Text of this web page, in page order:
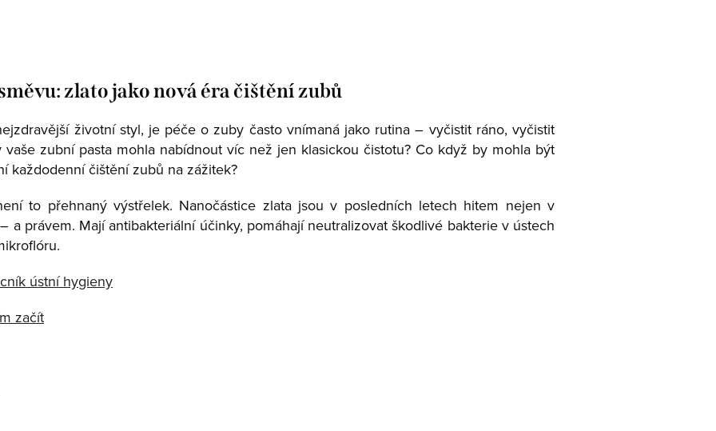
zlato jako nová éra čištění zubů
životní styl, je péče o zuby často vnímaná jako rutina – vyčistit ráno, vyčistit
zubní pasta mohla nabídnout víc než jen klasickou čistotu? Co když by mohla být
každodenní čištění zubů na zážitek?
to přehnaný výstřelek. Nanočástice zlata jsou v posledních letech hitem nejen v
a právem. Mají antibakteriální účinky, pomáhají neutralizovat škodlivé bakterie v ústech
ústní hygieny
začít